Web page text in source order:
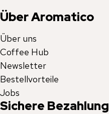
Über Aromatico
Über uns
Coffee Hub
Newsletter
Bestellvorteile
Jobs
Sichere Bezahlung